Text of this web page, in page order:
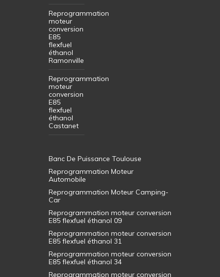
Reprogrammation
moteur
conversion
E85
flexfuel
éthanol
Ramonville
Reprogrammation
moteur
conversion
E85
flexfuel
éthanol
Castanet
Banc De Puissance Toulouse
Reprogrammation Moteur
Automobile
Reprogrammation Moteur Camping-
Car
Reprogrammation moteur conversion
E85 flexfuel éthanol 09
Reprogrammation moteur conversion
E85 flexfuel éthanol 31
Reprogrammation moteur conversion
E85 flexfuel éthanol 34
Reprogrammation moteur conversion